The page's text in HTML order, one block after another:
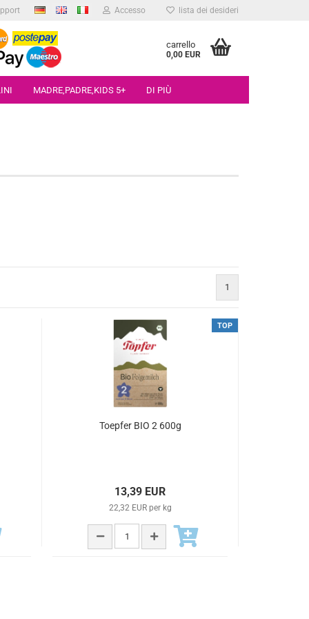
Accesso lista dei desideri
carrello
0,00 EUR
MADRE,PADRE,KIDS 5+ DI PIÙ
1
TOP
Toepfer BIO 2 600g
13,39 EUR
22,32 EUR per kg